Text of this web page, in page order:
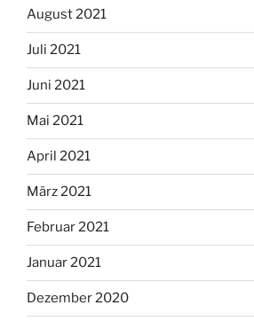
August 2021
Juli 2021
Juni 2021
Mai 2021
April 2021
März 2021
Februar 2021
Januar 2021
Dezember 2020